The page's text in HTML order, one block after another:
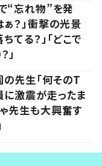
“忘れ物”を発
？」衝撃の光景
ちてる？」「どこで
」
先生「何そのT
に激震が走ったま
先生も大興奮す